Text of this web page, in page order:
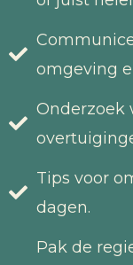
omgeving
Onderzoek
Tips voor
dagen.
Pak de